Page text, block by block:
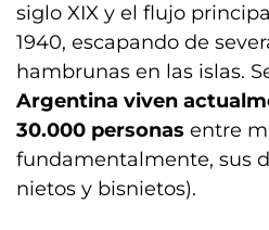
siglo XIX y el flujo
1940, escapando de
hambrunas en las islas.
Argentina viven
30.000 personas entre
fundamentalmente, sus
nietos y bisnietos).